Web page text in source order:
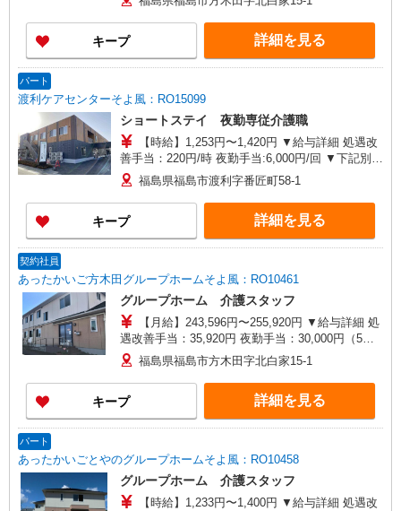
12月） ※業績による ※処遇改善手当は試用期間
中(3ヶ月)は支給なし
キープ 詳細を見る
パート
渡利ケアセンターそよ風：RO15099
ショートステイ 夜勤専従介護職
【時給】1,253円〜1,420円 ▼給与詳細 処遇改
善手当：220円/時 夜勤手当:6,000円/回 ▼下記別途
支給 通勤手当 年末年始手当：380円/時 ※12/300
時〜1/324時 寸志あり：年2回（6月・12月） ※業
績による ※処遇改善手当は試用期間中(3ヶ月)は支
給なし
福島県福島市渡利字番匠町58-1
キープ 詳細を見る
契約社員
あったかいご方木田グループホームそよ風：RO10461
グループホーム 介護スタッフ
【月給】243,596円〜255,920円 ▼給与詳細 処
遇改善手当：35,920円 夜勤手当：30,000円（5回
分） ※6回目以降は1回6,000円支給 ▼下記別途支
給 通勤手当 年末年始手当：380円/時 寸志あり：
年2回（6月・12月） ※業績による 特別報酬：平
均26.6万円（最高額109万円） ※2025年6月支給実
績 ※処遇改善手当は試用期間中(3ヶ月)は支給なし
福島県福島市方木田字北白家15-1
キープ 詳細を見る
パート
あったかいごとやのグループホームそよ風：RO10458
グループホーム 介護スタッフ
【時給】1,233円〜1,400円 ▼給与詳細 処遇改